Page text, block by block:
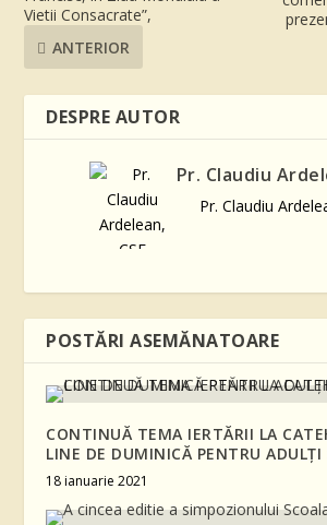
Vietii Consacrate”,
ANTERIOR
DESPRE AUTOR
Pr. Claudiu
Pr. Claudiu
POSTĂRI ASEMĂNATOARE
CONTINUĂ TEMA IERTĂRII LA
LINE DE DUMINICĂ PENTRU ADULŢI
18 ianuarie 2021